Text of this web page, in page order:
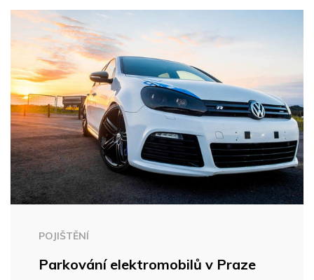
POJIŠTĚNÍ
Parkování elektromobilů v Praze